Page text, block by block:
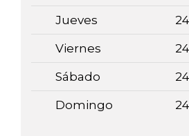
Jueves
Viernes
Sábado
Domingo